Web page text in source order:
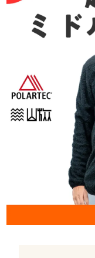
テント
（【住
テント
グラン